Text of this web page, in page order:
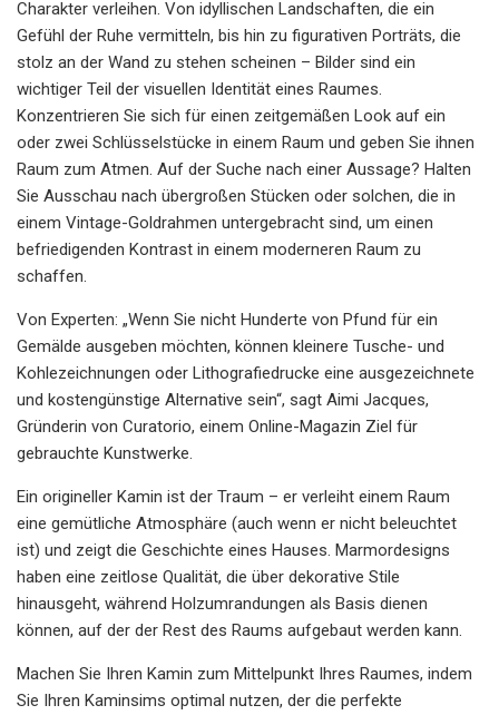
Charakter verleihen. Von idyllischen Landschaften, die ein
Gefühl der Ruhe vermitteln, bis hin zu figurativen Porträts, die
stolz an der Wand zu stehen scheinen – Bilder sind ein
wichtiger Teil der visuellen Identität eines Raumes.
Konzentrieren Sie sich für einen zeitgemäßen Look auf ein
oder zwei Schlüsselstücke in einem Raum und geben Sie ihnen
Raum zum Atmen. Auf der Suche nach einer Aussage? Halten
Sie Ausschau nach übergroßen Stücken oder solchen, die in
einem Vintage-Goldrahmen untergebracht sind, um einen
befriedigenden Kontrast in einem moderneren Raum zu
schaffen.
Von Experten: „Wenn Sie nicht Hunderte von Pfund für ein
Gemälde ausgeben möchten, können kleinere Tusche- und
Kohlezeichnungen oder Lithografiedrucke eine ausgezeichnete
und kostengünstige Alternative sein“, sagt Aimi Jacques,
Gründerin von Curatorio, einem Online-Magazin Ziel für
gebrauchte Kunstwerke.
Ein origineller Kamin ist der Traum – er verleiht einem Raum
eine gemütliche Atmosphäre (auch wenn er nicht beleuchtet
ist) und zeigt die Geschichte eines Hauses. Marmordesigns
haben eine zeitlose Qualität, die über dekorative Stile
hinausgeht, während Holzumrandungen als Basis dienen
können, auf der der Rest des Raums aufgebaut werden kann.
Machen Sie Ihren Kamin zum Mittelpunkt Ihres Raumes, indem
Sie Ihren Kaminsims optimal nutzen, der die perfekte